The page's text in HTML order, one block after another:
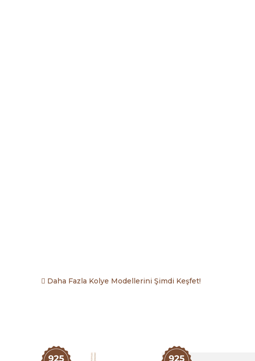
Daha Fazla Kolye Modellerini Şimdi Keşfet!